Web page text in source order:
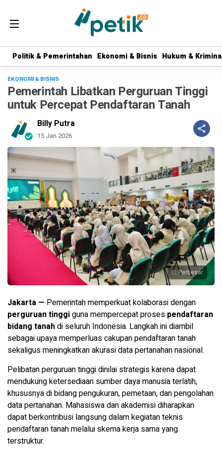
Politik & Pemerintahan Ekonomi & Bisnis Hukum &
Politik & Pemerintahan Ekonomi & Bisnis Hukum &
EKONOMI & BISNIS
Pemerintah Libatkan Perguruan Tinggi
untuk Percepat Pendaftaran Tanah
Billy Putra
15 Jan 2026
Perbesar
Jakarta — Pemerintah memperkuat kolaborasi dengan
perguruan tinggiguna mempercepat proses pendaftaran
bidang tanahdi seluruh Indonesia. Langkah ini diambil
sebagai upaya memperluas cakupan pendaftaran tanah
sekaligus meningkatkan akurasi data pertanahan nasional.
Pelibatan perguruan tinggi dinilai strategis karena dapat
mendukung ketersediaan sumber daya manusia terlatih,
khususnya di bidang pengukuran, pemetaan, dan pengolahan
data pertanahan. Mahasiswa dan akademisi diharapkan
dapat berkontribusi langsung dalam kegiatan teknis
pendaftaran tanah melalui skema kerja sama yang
terstruktur.